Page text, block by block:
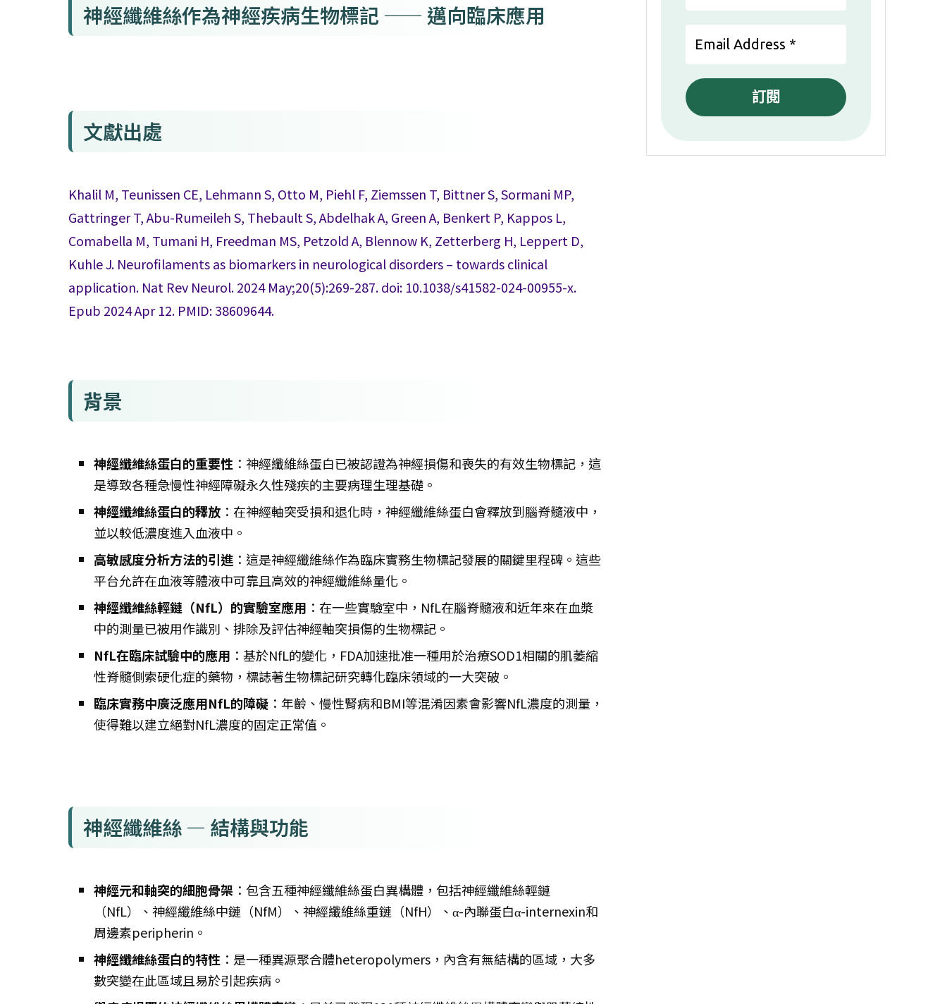
神經纖維絲作為神經疾病生物標記 —— 邁向臨床應用
文獻出處
Khalil M, Teunissen CE, Lehmann S, Otto M, Piehl F, Ziemssen T, Bittner S, Sormani MP,
Gattringer T, Abu-Rumeileh S, Thebault S, Abdelhak A, Green A, Benkert P, Kappos L,
Comabella M, Tumani H, Freedman MS, Petzold A, Blennow K, Zetterberg H, Leppert D,
Kuhle J. Neurofilaments as biomarkers in neurological disorders – towards clinical
application. Nat Rev Neurol. 2024 May;20(5):269-287. doi: 10.1038/s41582-024-00955-x.
Epub 2024 Apr 12. PMID: 38609644.
背景
神經纖維絲蛋白的重要性 ：神經纖維絲蛋白已被認證為神經損傷和喪失的有效生物標記，這
是導致各種急慢性神經障礙永久性殘疾的主要病理生理基礎。
神經纖維絲蛋白的釋放 ：在神經軸突受損和退化時，神經纖維絲蛋白會釋放到腦脊髓液中，
並以較低濃度進入血液中。
高敏感度分析方法的引進 ：這是神經纖維絲作為臨床實務生物標記發展的關鍵里程碑。這些
平台允許在血液等體液中可靠且高效的神經纖維絲量化。
神經纖維絲輕鏈（NfL）的實驗室應用 ：在一些實驗室中，NfL在腦脊髓液和近年來在血漿
中的測量已被用作識別、排除及評估神經軸突損傷的生物標記。
NfL在臨床試驗中的應用 ：基於NfL的變化，FDA加速批准一種用於治療SOD1相關的肌萎縮
性脊髓側索硬化症的藥物，標誌著生物標記研究轉化臨床領域的一大突破。
臨床實務中廣泛應用NfL的障礙 ：年齡、慢性腎病和BMI等混淆因素會影響NfL濃度的測量，
使得難以建立絕對NfL濃度的固定正常值。
神經纖維絲 — 結構與功能
神經元和軸突的細胞骨架 ：包含五種神經纖維絲蛋白異構體，包括神經纖維絲輕鏈
（NfL）、神經纖維絲中鏈（NfM）、神經纖維絲重鏈（NfH）、α-內聯蛋白α-internexin和
周邊素peripherin。
神經纖維絲蛋白的特性 ：是一種異源聚合體heteropolymers，內含有無結構的區域，大多
數突變在此區域且易於引起疾病。